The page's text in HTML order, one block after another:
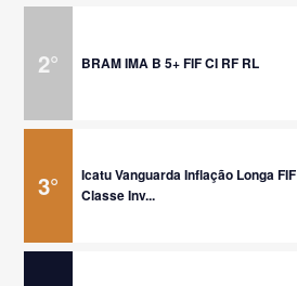
2° BRAM IMA B 5+ FIF CI RF RL
3°
Icatu Vanguarda Inflação Longa FIF
Classe Inv...